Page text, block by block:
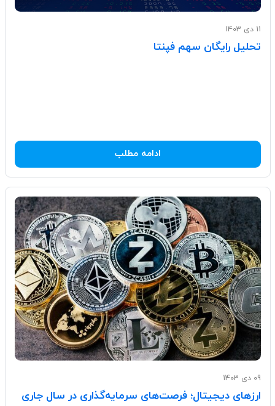
11 دی 1403
تحلیل رایگان سهم فپنتا
ادامه مطلب
09 دی 1403
ارزهای دیجیتال؛ فرصت‌های سرمایه‌گذاری در سال جاری